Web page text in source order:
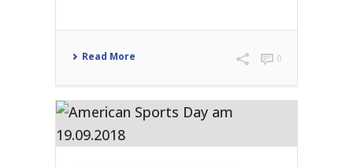
Read More 0